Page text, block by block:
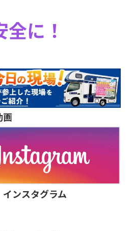
に！
画
ンスタグラム